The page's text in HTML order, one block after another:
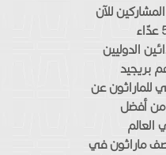
للآن
عدّاء
الدوليين
بريجيد
للماراثون عن
من أفضل
العالم
ماراثون في